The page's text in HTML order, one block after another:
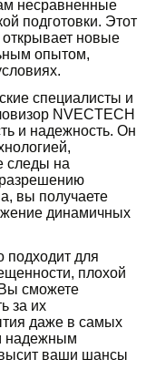
несравненные
подготовки. Этот
новые
опытом,
специалисты и
NVECTECH
и надежность. Он
следы на
разрешению
вы получаете
динамичных
подходит для
плохой
сможете
за их
даже в самых
надежным
ваши шансы